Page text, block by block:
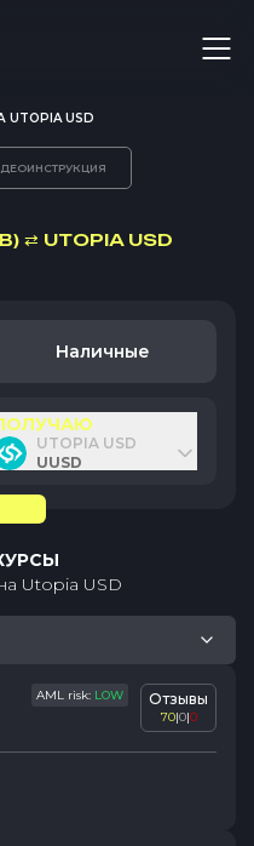
USD
⇄ UTOPIA USD
Наличные
UTOPIA USD
UUSD
Utopia USD
AML risk: LOW Отзывы
70|0|0